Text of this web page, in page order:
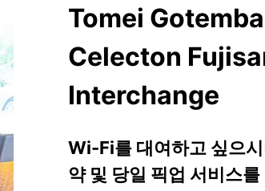
Tomei
Celecton
Interchange
Wi-Fi를 대여하고 싶으
약 및 당일 픽업 서비스